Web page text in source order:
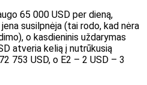
65 000 USD per dieną,
susilpnėja (tai rodo, kad nėra
o kasdieninis uždarymas
atveria kelią į nutrūkusią
753 USD, o E2 – 2 USD – 3